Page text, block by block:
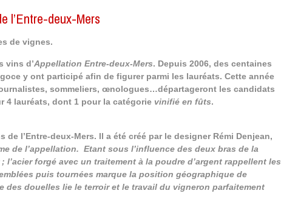
l’Entre-deux-Mers
de vignes.
vins d’Appellation Entre-deux-Mers. Depuis 2006, des centaines
y ont participé afin de figurer parmi les lauréats. Cette année
sommeliers, œnologues…départageront les candidats
4 lauréats, dont 1 pour la catégorie vinifié en fûts.
l’Entre-deux-Mers. Il a été créé par le designer Rémi Denjean,
de l’appellation. Etant sous l’influence des deux bras de la
forgé avec un traitement à la poudre d’argent rappellent les
puis tournées marque la position géographique de
des douelles lie le terroir et le travail du vigneron parfaitement